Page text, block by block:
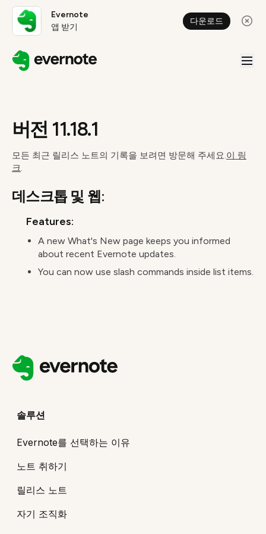
Evernote
앱 받기
다운로드
버전 11.18.1
모든 최근 릴리스 노트의 기록을 보려면 방문해 주세요.이 링
크.
데스크톱 및 웹:
Features:
A new What's New page keeps you informed
about recent Evernote updates.
You can now use slash commands inside list items.
솔루션
Evernote를 선택하는 이유
노트 취하기
릴리스 노트
자기 조직화